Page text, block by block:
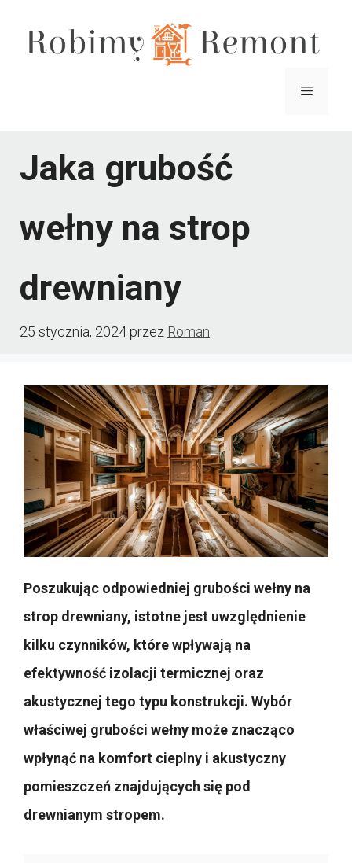
Menu
Jaka grubość
wełny na strop
drewniany
25 stycznia, 2024przez Roman
Poszukując odpowiedniej grubości wełny na
strop drewniany, istotne jest uwzględnienie
kilku czynników, które wpływają na
efektywność izolacji termicznej oraz
akustycznej tego typu konstrukcji. Wybór
właściwej grubości wełny może znacząco
wpłynąć na komfort cieplny i akustyczny
pomieszczeń znajdujących się pod
drewnianym stropem.